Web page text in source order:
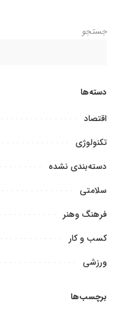
جستجو
دسته‌ها
اقتصاد
تکنولوژی
دسته‌بندی نشده
سلامتی
فرهنگ وهنر
کسب و کار
ورزشی
برچسب‌ها